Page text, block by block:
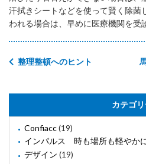
汗拭きシートなどを使って賢く除菌
われる場合は、早めに医療機関を受
整理整頓へのヒント
カテゴ
Confiacc(19)
インパルス 時も場所も軽やか
デザイン (19)